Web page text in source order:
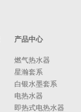
产品中心
燃气热水器
星瀚套系
白银水墨套系
电热水器
即热式电热水器